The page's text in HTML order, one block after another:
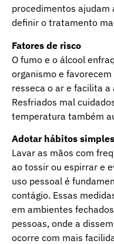
procedimentos ajudam
definir o tratamento
Fatores de risco
O fumo e o álcool
organismo e
resseca o ar e facilita
Resfriados mal
temperatura também
Adotar hábitos
Lavar as mãos com
ao tossir ou espirrar e
uso pessoal é
contágio. Essas
em ambientes
pessoas, onde a
ocorre com mais